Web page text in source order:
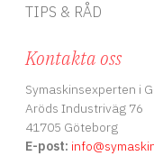
TIPS & RÅD
Kontakta oss
Symaskinsexperten i
Aröds Industriväg 76
41705 Göteborg
E-post: info